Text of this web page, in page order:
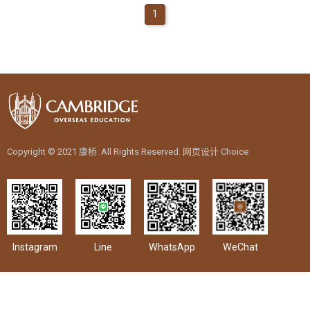
热门领域
留学生活
问答集
英国留学
各校列表
教育优势
学位申请
1
Copyright © 2021 康桥. All Rights Reserved. 网页设计 Choice
Instagram Line WhatsApp WeChat